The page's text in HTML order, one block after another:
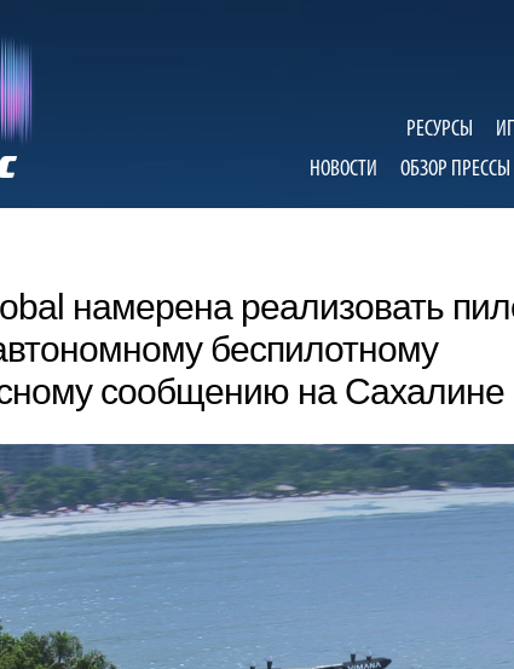
РЕСУРСЫ
НОВОСТИ
ОБЗОР ПРЕССЫ
намерена реализовать
беспилотному
сообщению на Сахалине